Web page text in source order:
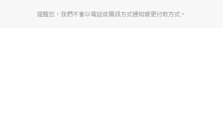
提醒您，我們不會以電話或簡訊方式通知變更付款方式。